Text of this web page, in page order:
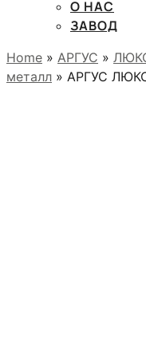
О НАС
ЗАВОД
Home » АРГУС »
металл » АРГУС